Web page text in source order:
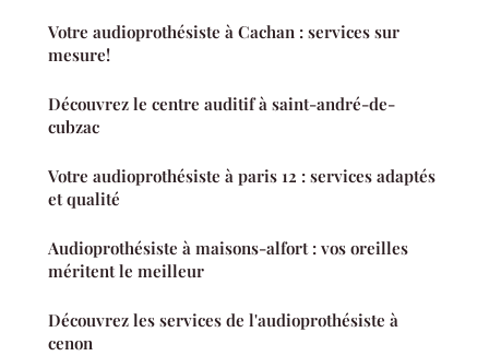
Votre audioprothésiste à Cachan : services sur
mesure!
Découvrez le centre auditif à saint-andré-de-
cubzac
Votre audioprothésiste à paris 12 : services adaptés
et qualité
Audioprothésiste à maisons-alfort : vos oreilles
méritent le meilleur
Découvrez les services de l'audioprothésiste à
cenon